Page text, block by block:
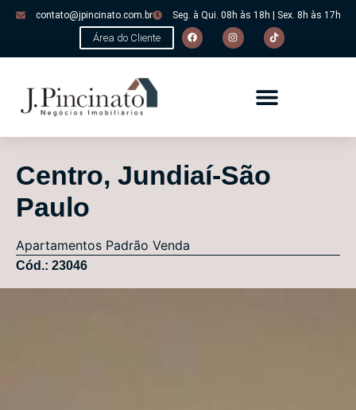
contato@jpincinato.com.br Seg. à Qui. 08h às 18h | Sex. 8h às 17h
Área do Cliente
Centro, Jundiaí-São
Paulo
Apartamentos Padrão Venda
Cód.: 23046